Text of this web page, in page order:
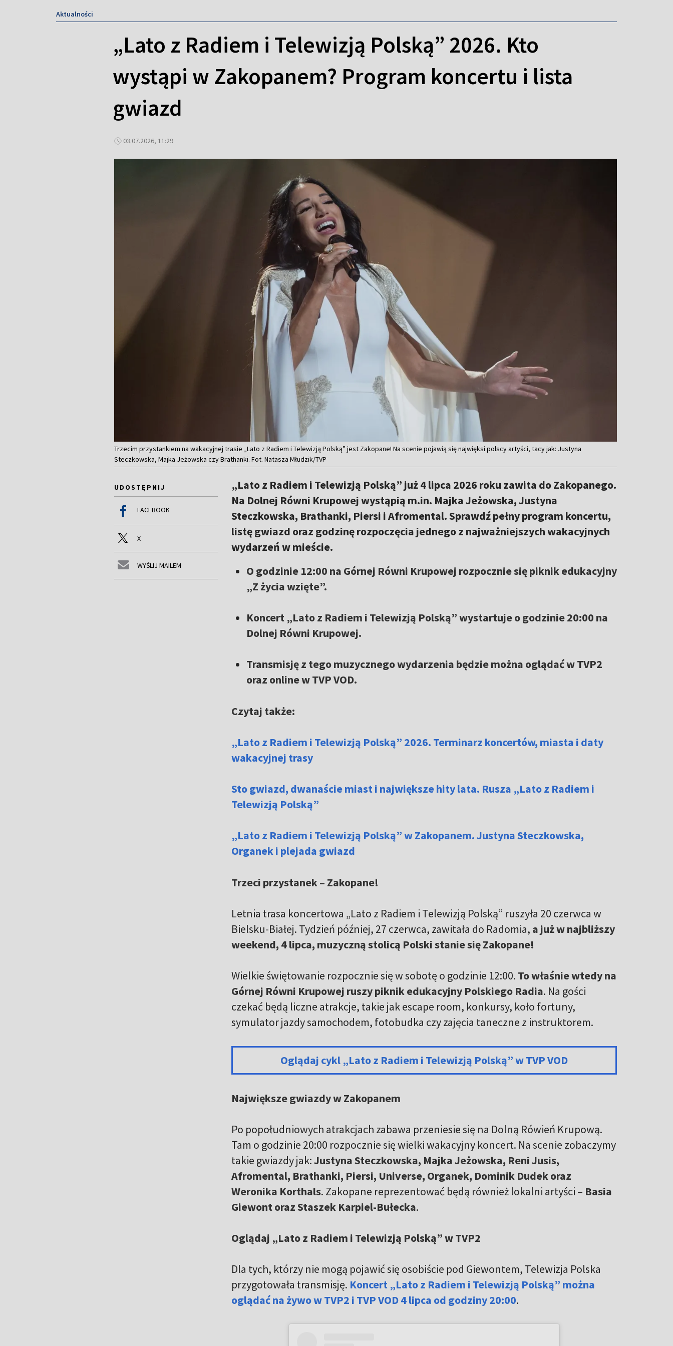
Aktualności
„Lato z Radiem i Telewizją Polską” 2026. Kto
wystąpi w Zakopanem? Program koncertu i lista
gwiazd
03.07.2026, 11:29
Trzecim przystankiem na wakacyjnej trasie „Lato z Radiem i Telewizją Polską” jest Zakopane! Na scenie pojawią się najwięksi polscy artyści, tacy jak: Justyna
Steczkowska, Majka Jeżowska czy Brathanki. Fot. Natasza Młudzik/TVP
UDOSTĘPNIJ
FACEBOOK
X
WYŚLIJ MAILEM
„Lato z Radiem i Telewizją Polską” już 4 lipca 2026 roku zawita do Zakopanego.
Na Dolnej Równi Krupowej wystąpią m.in. Majka Jeżowska, Justyna
Steczkowska, Brathanki, Piersi i Afromental. Sprawdź pełny program koncertu,
listę gwiazd oraz godzinę rozpoczęcia jednego z najważniejszych wakacyjnych
wydarzeń w mieście.
O godzinie 12:00 na Górnej Równi Krupowej rozpocznie się piknik edukacyjny
„Z życia wzięte”.
Koncert „Lato z Radiem i Telewizją Polską” wystartuje o godzinie 20:00 na
Dolnej Równi Krupowej.
Transmisję z tego muzycznego wydarzenia będzie można oglądać w TVP2
oraz online w TVP VOD.
Czytaj także:
„Lato z Radiem i Telewizją Polską” 2026. Terminarz koncertów, miasta i daty
wakacyjnej trasy
Sto gwiazd, dwanaście miast i największe hity lata. Rusza „Lato z Radiem i
Telewizją Polską”
„Lato z Radiem i Telewizją Polską” w Zakopanem. Justyna Steczkowska,
Organek i plejada gwiazd
Trzeci przystanek – Zakopane!
Letnia trasa koncertowa „Lato z Radiem i Telewizją Polską” ruszyła 20 czerwca w
Bielsku-Białej. Tydzień później, 27 czerwca, zawitała do Radomia, a już w najbliższy
weekend, 4 lipca, muzyczną stolicą Polski stanie się Zakopane!
Wielkie świętowanie rozpocznie się w sobotę o godzinie 12:00. To właśnie wtedy na
Górnej Równi Krupowej ruszy piknik edukacyjny Polskiego Radia. Na gości
czekać będą liczne atrakcje, takie jak escape room, konkursy, koło fortuny,
symulator jazdy samochodem, fotobudka czy zajęcia taneczne z instruktorem.
Oglądaj cykl „Lato z Radiem i Telewizją Polską” w TVP VOD
Największe gwiazdy w Zakopanem
Po popołudniowych atrakcjach zabawa przeniesie się na Dolną Rówień Krupową.
Tam o godzinie 20:00 rozpocznie się wielki wakacyjny koncert. Na scenie zobaczymy
takie gwiazdy jak:Justyna Steczkowska, Majka Jeżowska, Reni Jusis,
Afromental, Brathanki, Piersi, Universe, Organek, Dominik Dudek oraz
Weronika Korthals. Zakopane reprezentować będą również lokalni artyści – Basia
Giewont oraz Staszek Karpiel-Bułecka.
Oglądaj „Lato z Radiem i Telewizją Polską” w TVP2
Dla tych, którzy nie mogą pojawić się osobiście pod Giewontem, Telewizja Polska
przygotowała transmisję. Koncert „Lato z Radiem i Telewizją Polską” można
oglądać na żywo w TVP2 i TVP VOD 4 lipca od godziny 20:00.